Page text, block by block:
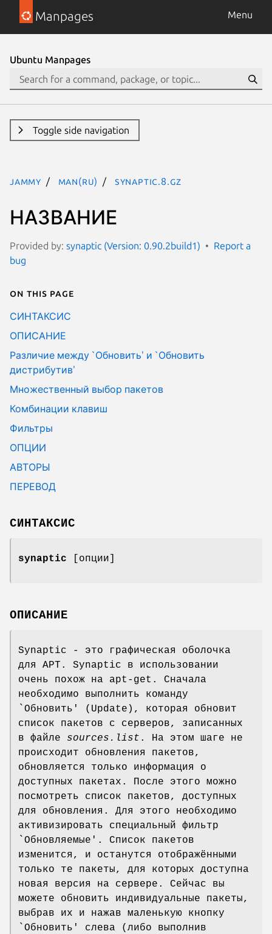
Manpages Menu
Ubuntu Manpages
Toggle side navigation
jammy man(ru) synaptic.8.gz
НАЗВАНИЕ
Provided by: synaptic (Version: 0.90.2build1)
Report a
bug
On this page
СИНТАКСИС
ОПИСАНИЕ
Различие между `Обновить' и `Обновить
дистрибутив'
Множественный выбор пакетов
Комбинации клавиш
Фильтры
ОПЦИИ
АВТОРЫ
ПЕРЕВОД
СИНТАКСИС
synaptic [опции]
ОПИСАНИЕ
Synaptic - это графическая оболочка
для APT. Synaptic в использовании
очень похож на apt-get. Сначала
необходимо выполнить команду
`Обновить' (Update), которая обновит
список пакетов с серверов, записанных
в файле sources.list . На этом шаге не
происходит обновления пакетов,
обновляется только информация о
доступных пакетах. После этого можно
посмотреть список пакетов, доступных
для обновления. Для этого необходимо
активизировать специальный фильтр
`Обновляемые'. Список пакетов
изменится, и останутся отображёнными
только те пакеты, для которых доступна
новая версия на сервере. Сейчас вы
можете обновить индивидуальные пакеты,
выбрав их и нажав маленькую кнопку
`Обновить' слева (либо выполнив